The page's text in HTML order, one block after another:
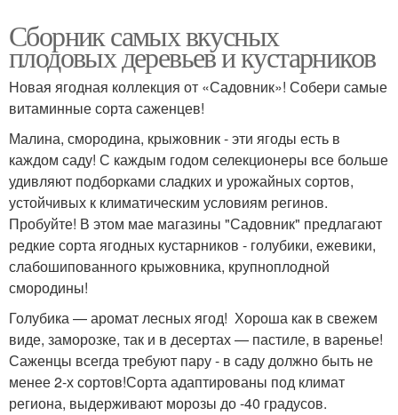
Сборник самых вкусных
плодовых деревьев и кустарников
Новая ягодная коллекция от «Садовник»! Собери самые
витаминные сорта саженцев!
Малина, смородина, крыжовник - эти ягоды есть в
каждом саду! С каждым годом селекционеры все больше
удивляют подборками сладких и урожайных сортов,
устойчивых к климатическим условиям регинов.
Пробуйте! В этом мае магазины "Садовник" предлагают
редкие сорта ягодных кустарников - голубики, ежевики,
слабошипованного крыжовника, крупноплодной
смородины!
Голубика — аромат лесных ягод! Хороша как в свежем
виде, заморозке, так и в десертах — пастиле, в варенье!
Саженцы всегда требуют пару - в саду должно быть не
менее 2-х сортов!Сорта адаптированы под климат
региона, выдерживают морозы до -40 градусов.